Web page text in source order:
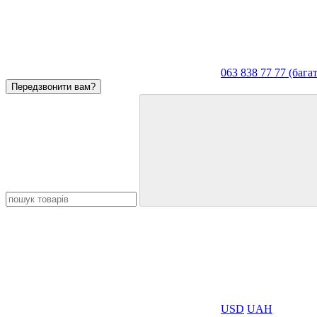
063 838 77 77
Передзвонити вам?
USD UAH